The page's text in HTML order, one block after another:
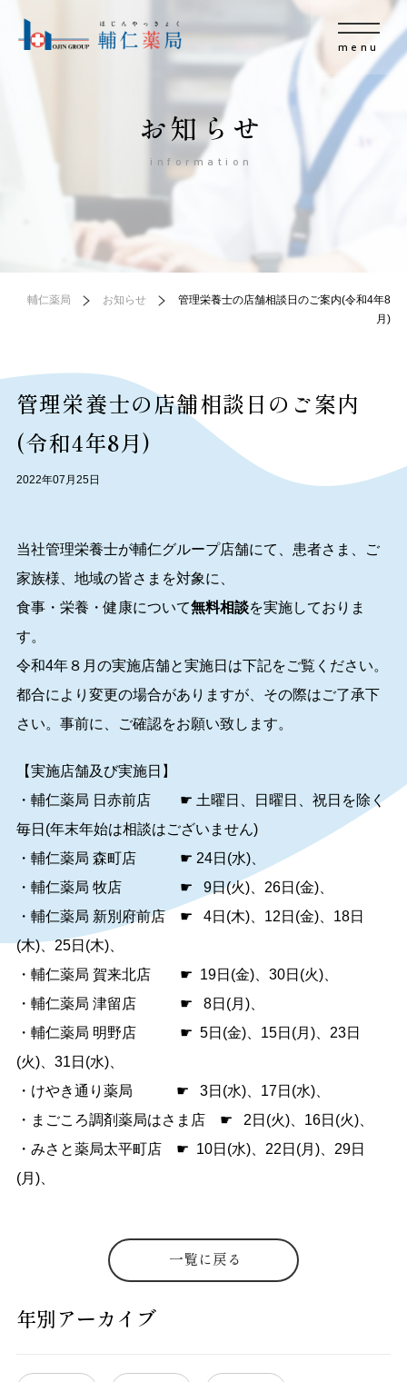
menu
お知らせ
information
輔仁薬局 お知らせ
管理栄養士の店舗相談日のご案内(令和4年8
月)
管理栄養士の店舗相談日のご案内
(令和4年8月)
2022年07月25日
当社管理栄養士が輔仁グループ店舗にて、患者さま、ご
家族様、地域の皆さまを対象に、
食事・栄養・健康について無料相談を実施しておりま
す。
令和4年８月の実施店舗と実施日は下記をご覧ください。
都合により変更の場合がありますが、その際はご了承下
さい。事前に、ご確認をお願い致します。
【実施店舗及び実施日】
・輔仁薬局 日赤前店 ☛ 土曜日、日曜日、祝日を除く
毎日(年末年始は相談はございません)
・輔仁薬局 森町店 ☛ 24日(水)、
・輔仁薬局 牧店 ☛ 9日(火)、26日(金)、
・輔仁薬局 新別府前店 ☛ 4日(木)、12日(金)、18日
(木)、25日(木)、
・輔仁薬局 賀来北店 ☛ 19日(金)、30日(火)、
・輔仁薬局 津留店 ☛ 8日(月)、
・輔仁薬局 明野店 ☛ 5日(金)、15日(月)、23日
(火)、31日(水)、
・けやき通り薬局 ☛ 3日(水)、17日(水)、
・まごころ調剤薬局はさま店 ☛ 2日(火)、16日(火)、
・みさと薬局太平町店 ☛ 10日(水)、22日(月)、29日
(月)、
一覧に戻る
年別アーカイブ